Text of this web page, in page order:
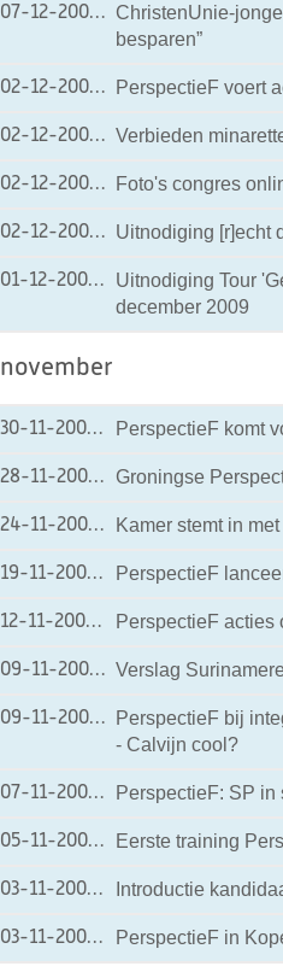
07-12-200907-12-2009 19:18
ChristenUnie-
besparen”
02-12-200902-12-2009 20:00
PerspectieF voert
02-12-200902-12-2009 19:36
Verbieden
02-12-200902-12-2009 17:00
Foto's congres
02-12-200902-12-2009 15:49
Uitnodiging [r]echt
01-12-200901-12-2009 19:10
Uitnodiging Tour
december 2009
november
30-11-200930-11-2009 09:57
PerspectieF komt
28-11-200928-11-2009 14:41
Groningse
24-11-200924-11-2009 19:21
Kamer stemt in
19-11-200919-11-2009 07:23
PerspectieF
12-11-200912-11-2009 19:46
PerspectieF acties
09-11-200909-11-2009 22:12
Verslag
09-11-200909-11-2009 07:48
PerspectieF bij
- Calvijn cool?
07-11-200907-11-2009 12:15
PerspectieF: SP in
05-11-200905-11-2009 18:56
Eerste training
03-11-200903-11-2009 19:18
Introductie
03-11-200903-11-2009 08:47
PerspectieF in